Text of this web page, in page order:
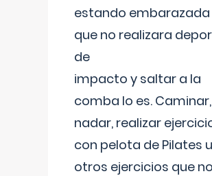
estando embarazada
que no realizara
de
impacto y saltar a la
comba lo es. Caminar,
nadar, realizar
con pelota de Pilates u
otros ejercicios que no